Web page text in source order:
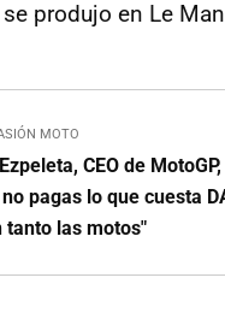
produjo en Le
MOTO
CEO de
pagas lo que cuesta
tanto las motos"